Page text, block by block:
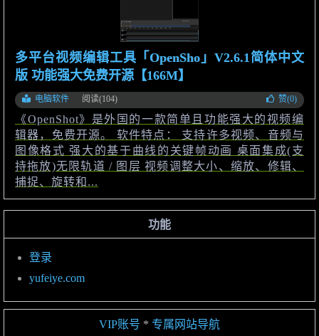
多平台视频编辑工具「OpenSho」V2.6.1简体中文
版 功能强大免费开源【166M】
电脑软件 阅读(104) 赞(0)
《OpenShot》是外国的一款简单且功能强大的视频编
辑器，免费开源。 软件特点： 支持许多视频、音频与
图像格式 强大的基于曲线的关键帧动画 桌面集成(支
持拖放)无限轨道 / 图层 视频调整大小、缩放、修辑、
捕捉、旋转和...
功能
登录
yufeiye.com
VIP账号 * 专属网站导航